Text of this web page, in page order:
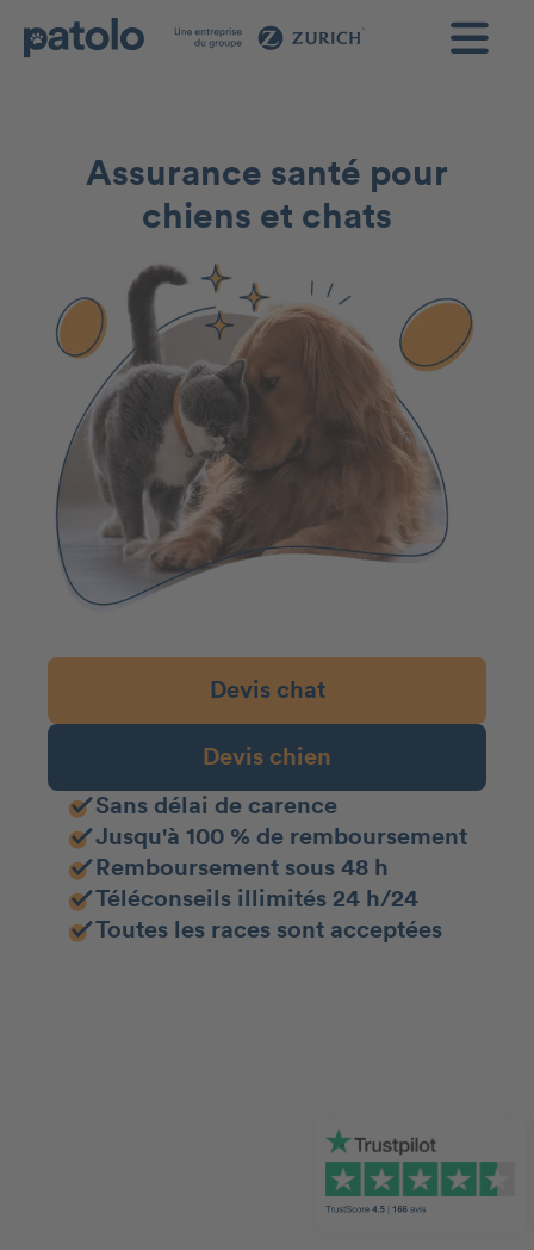
Assurance santé pour
chiens et chats
Sans délai de carence
Jusqu'à 100 % de remboursement
Remboursement sous 48 h
Téléconseils illimités 24 h/24
Toutes les races sont acceptées
Devis chat
Devis chien